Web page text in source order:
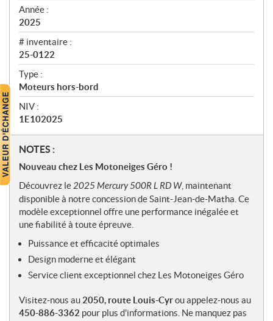
Année :
2025
# inventaire :
25-0122
Type :
Moteurs hors-bord
NIV :
1E102025
N
o
e
s
NOTES :
Nouveau chez Les Motoneiges Géro !
Découvrez le 2025 Mercury 500R L RD W, maintenant
disponible à notre concession de Saint-Jean-de-Matha. Ce
modèle exceptionnel offre une performance inégalée et
une fiabilité à toute épreuve.
Puissance et efficacité optimales
Design moderne et élégant
Service client exceptionnel chez Les Motoneiges Géro
Visitez-nous au 2050, route Louis-Cyrou appelez-nous au
450-886-3362 pour plus d'informations. Ne manquez pas